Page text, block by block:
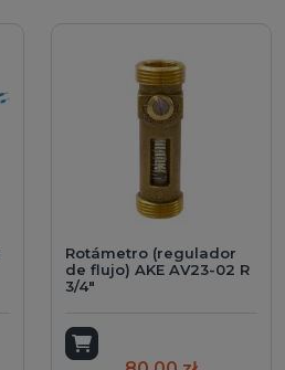
Rotámetro (regulador
de flujo) AKE AV23-02 R
3/4"
Add to cart